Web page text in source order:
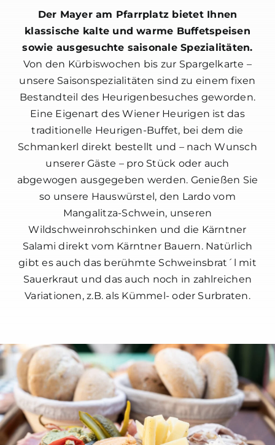
Der Mayer am Pfarrplatz bietet Ihnen
klassische kalte und warme Buffetspeisen
sowie ausgesuchte saisonale Spezialitäten.
Von den Kürbiswochen bis zur Spargelkarte –
unsere Saisonspezialitäten sind zu einem fixen
Bestandteil des Heurigenbesuches geworden.
Eine Eigenart des Wiener Heurigen ist das
traditionelle Heurigen-Buffet, bei dem die
Schmankerl direkt bestellt und – nach Wunsch
unserer Gäste – pro Stück oder auch
abgewogen ausgegeben werden. Genießen Sie
so unsere Hauswürstel, den Lardo vom
Mangalitza-Schwein, unseren
Wildschweinrohschinken und die Kärntner
Salami direkt vom Kärntner Bauern. Natürlich
gibt es auch das berühmte Schweinsbrat´l mit
Sauerkraut und das auch noch in zahlreichen
Variationen, z.B. als Kümmel- oder Surbraten.